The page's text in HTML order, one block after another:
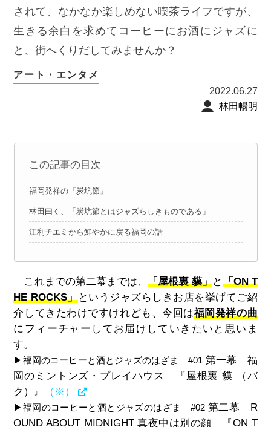
されて、なかなか楽しめない喫茶ライフですが、
生きる余白を求めてコーヒーにお酒にジャズに
と、街へくりだしてみませんか？
アート・エンタメ
2022.06.27
林田暢明
この記事の目次
福岡発祥の『炭坑節』
林田曰く、「炭坑節とはジャズらしきものである」
江利チエミから鮮やかに戻る福岡の話
これまでの第二幕までは、 「屋根裏 貘」 と
「ON T
HE ROCKS」
というジャズらしきお店を挙げてご紹
介してきたわけですけれども、今回は福岡発祥の曲
にフィーチャーしてお届けしていきたいと思いま
す。
▶福岡のコーヒーと酒とジャズのはざま #01 第一幕 福
岡のミントンズ・プレイハウス 『屋根裏 貘 （バ
ク）』
（※）
▶福岡のコーヒーと酒とジャズのはざま #02第二幕 R
OUND ABOUT MIDNIGHT 真夜中は別の顔 『ON T